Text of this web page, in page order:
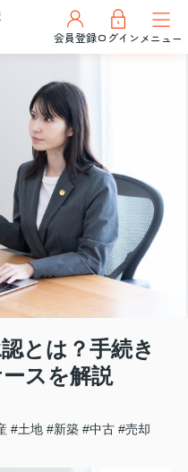
会員登録ログインメニュー
とは？手続き
スを解説
#土地 #新築 #中古 #売却